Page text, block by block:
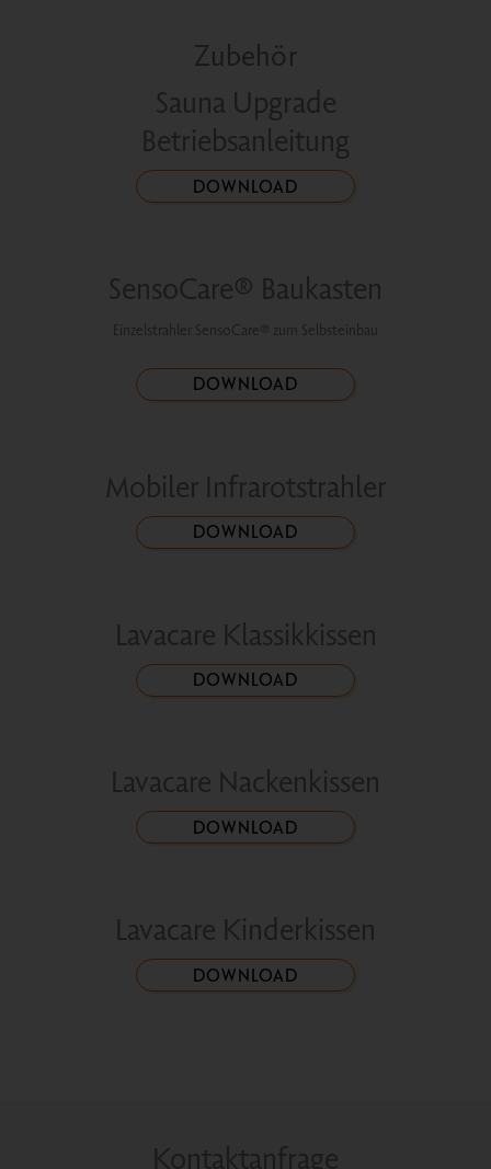
Zubehör
Sauna Upgrade
Betriebsanleitung
DOWNLOAD
SensoCare® Baukasten
Einzelstrahler SensoCare® zum Selbsteinbau
DOWNLOAD
Mobiler Infrarotstrahler
DOWNLOAD
Lavacare Klassikkissen
DOWNLOAD
Lavacare Nackenkissen
DOWNLOAD
Lavacare Kinderkissen
DOWNLOAD